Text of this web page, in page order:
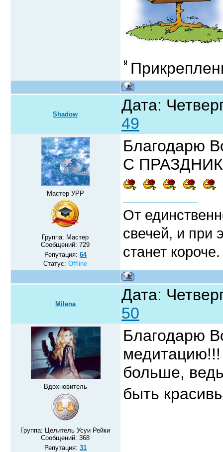
Shadow
Дата:
49
Мастер УРР
Группа: Мастер
Сообщений:729
Репутация: 64
Статус:Offline
Благодарю
С
От
свечей, и при
станет короче.
Milena
Дата:
50
Вдохновитель
Группа: Целитель Усуи Рейки
Сообщений:368
Репутация: 31
Благодарю
больше,
быть